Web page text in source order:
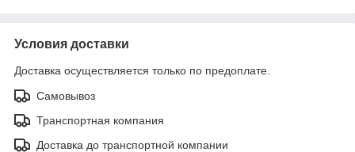
Условия доставки
Доставка осуществляется только по предоплате.
Самовывоз
Транспортная компания
Доставка до транспортной компании